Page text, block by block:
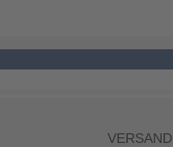
VERSAND